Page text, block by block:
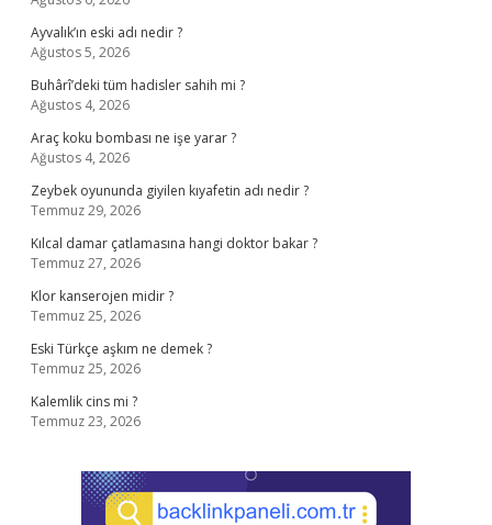
Ayvalık’ın eski adı nedir ?
Ağustos 5, 2026
Buhârî’deki tüm hadisler sahih mi ?
Ağustos 4, 2026
Araç koku bombası ne işe yarar ?
Ağustos 4, 2026
Zeybek oyununda giyilen kıyafetin adı nedir ?
Temmuz 29, 2026
Kılcal damar çatlamasına hangi doktor bakar ?
Temmuz 27, 2026
Klor kanserojen midir ?
Temmuz 25, 2026
Eski Türkçe aşkım ne demek ?
Temmuz 25, 2026
Kalemlik cins mi ?
Temmuz 23, 2026